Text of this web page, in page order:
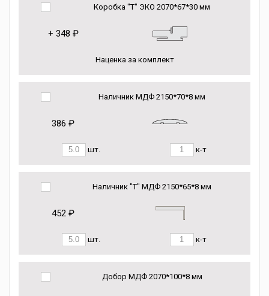
Коробка "Т" ЭКО 2070*67*30 мм
+ 348 ₽
Наценка за комплект
Наличник МДФ 2150*70*8 мм
386 ₽
шт. к-т
Наличник "Т" МДФ 2150*65*8 мм
452 ₽
шт. к-т
Добор МДФ 2070*100*8 мм